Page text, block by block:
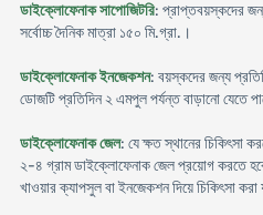
ডাইক্লোফেনাক সাপোজিটরি: প্রাপ্তবয়স্কদের
সর্বোচ্চ দৈনিক মাত্রা ১৫০ মি.গ্রা.।
ডাইক্লোফেনাক ইনজেকশন: বয়স্কদের জন্য
ডোজটি প্রতিদিন ২ এমপুল পর্যন্ত বাড়ানো যেতে
ডাইক্লোফেনাক জেল: যে ক্ষত স্থানের চিকিৎসা
২-৪ গ্রাম ডাইক্লোফেনাক জেল প্রয়োগ করতে
খাওয়ার ক্যাপসুল বা ইনজেকশন দিয়ে চিকিৎসা করা